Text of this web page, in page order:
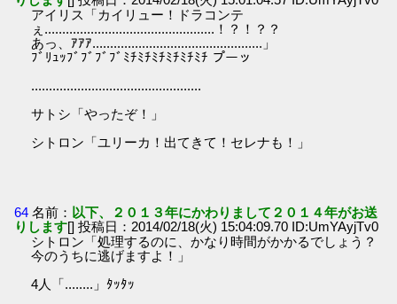
アイリス「カイリュー！ドラコンテ
ぇ................................................！？！？？
あっ、ｱｱｱ................................................」
ﾌﾞﾘｭｯﾌﾞﾌﾞﾌﾞﾌﾞﾐﾁﾐﾁﾐﾁﾐﾁﾐﾁﾐﾁ プーッ
................................................
サトシ「やったぞ！」
シトロン「ユリーカ！出てきて！セレナも！」
64 名前： 以下、２０１３年にかわりまして２０１４年がお送
りします[] 投稿日：2014/02/18(火) 15:04:09.70 ID:UmYAyjTv0
シトロン「処理するのに、かなり時間がかかるでしょう？
今のうちに逃げますよ！」
4人「........」ﾀｯﾀｯ